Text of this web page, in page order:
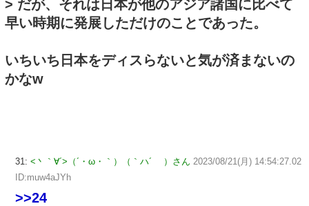
> だが、それは日本が他のアジア諸国に比べて
早い時期に発展しただけのことであった。
いちいち日本をディスらないと気が済まないの
かなw
31: <丶｀∀´>（´・ω・｀）（｀ハ´ ）さん 2023/08/21(月) 14:54:27.02
ID:muw4aJYh
>>24